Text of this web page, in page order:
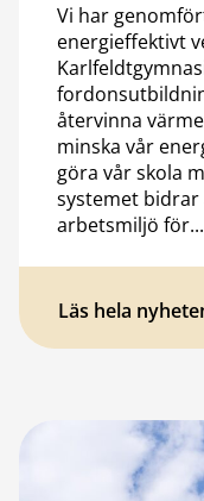
Vi har
energieffektivt
återvinna
minska vår
göra vår skola
systemet
arbetsmiljö för...
Läs hela